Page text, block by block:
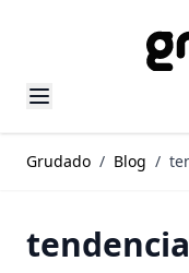
Grudado / Blog /